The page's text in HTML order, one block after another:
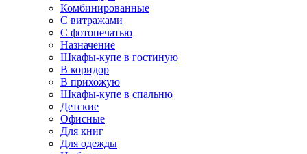
Комбинированные
С витражами
С фотопечатью
Назначение
Шкафы-купе в гостиную
В коридор
В прихожую
Шкафы-купе в спальню
Детские
Офисные
Для книг
Для одежды